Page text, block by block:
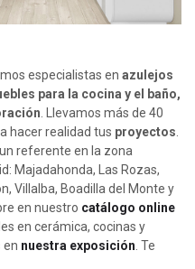
especialistas en azulejos
para la cocina y el baño,
. Llevamos más de 40
hacer realidad tus proyectos
referente en la zona
Majadahonda, Las Rozas,
Villalba, Boadilla del Monte y
en nuestro catálogo online
en cerámica, cocinas y
en nuestra exposición . Te